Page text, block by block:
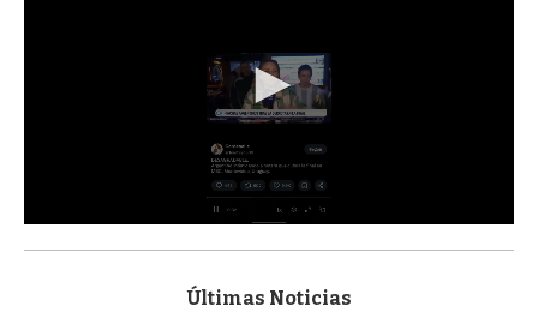
s
Últimas Noticias